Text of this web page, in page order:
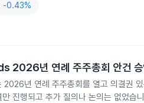
-0.43%
2026년 연례 주주총회 안건 승
년 연례 주주총회를 열고 의결권
진행되고 추가 질의나 논의는 없었습